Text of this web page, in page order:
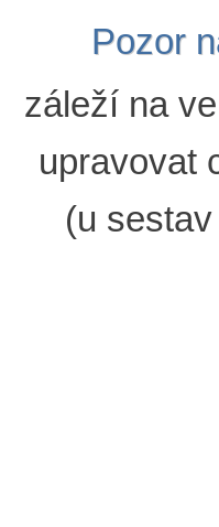
Pozor
záleží na
upravovat
(u